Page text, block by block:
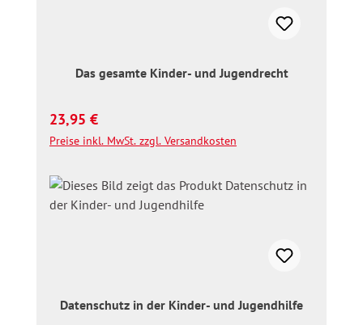
Das gesamte Kinder- und Jugendrecht
Regulärer Preis:
23,95 €
Preise inkl. MwSt. zzgl. Versandkosten
Datenschutz in der Kinder- und Jugendhilfe